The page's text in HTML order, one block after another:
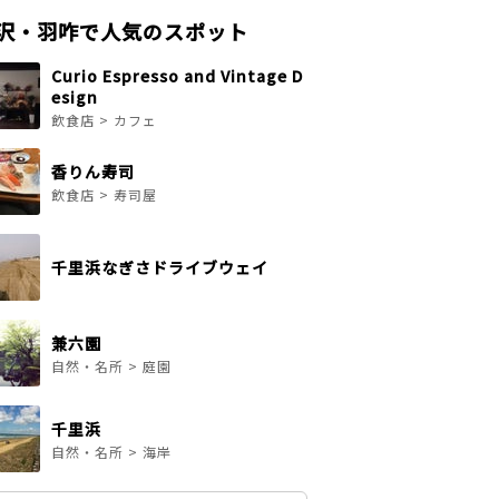
・羽咋で人気のスポット
Curio Espresso and Vintage D
esign
飲食店 > カフェ
香りん寿司
飲食店 > 寿司屋
千里浜なぎさドライブウェイ
兼六園
自然・名所 > 庭園
千里浜
自然・名所 > 海岸